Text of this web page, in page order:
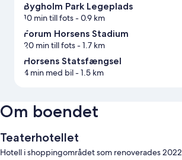
Bygholm Park Legeplads
10 min till fots- 0.9 km
Forum Horsens Stadium
20 min till fots- 1.7 km
Horsens Statsfængsel
4 min med bil- 1.5 km
Om boendet
Teaterhotellet
Hotell i shoppingområdet som renoverades 2022